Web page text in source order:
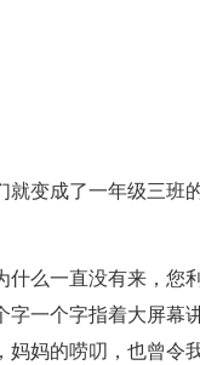
变成了一年级三班
么一直没有来，您
一个字指着大屏幕
妈的唠叨，也曾令